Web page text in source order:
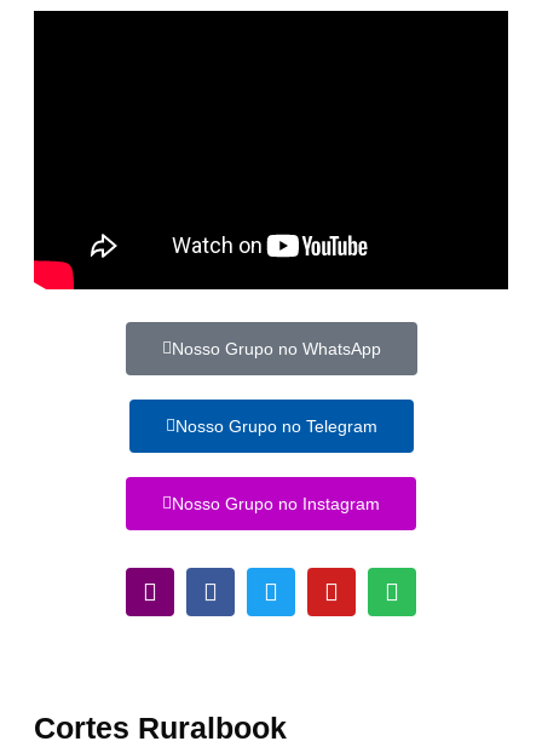
Nosso Grupo no WhatsApp
Nosso Grupo no Telegram
Nosso Grupo no Instagram
Cortes Ruralbook